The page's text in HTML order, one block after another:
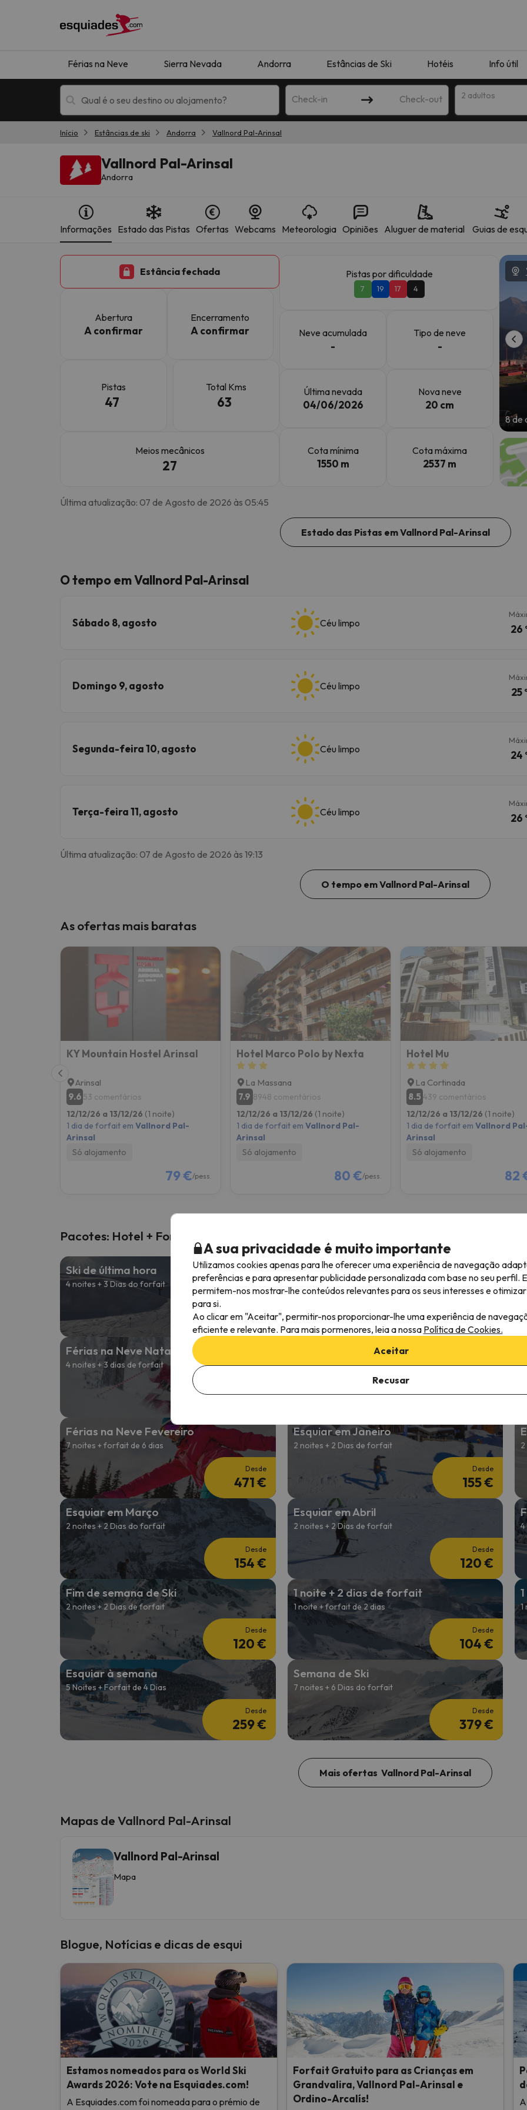
Férias na Neve Sierra Nevada Andorra Estâncias de Ski Hotéis Info útil
Check-in Check-out 2 adultos
Bem, parece que o nosso Seeker perdeu o seu caminho. Assim que encontrar a sua bússola, estará de volta.
Início Estâncias de ski Andorra Vallnord Pal-Arinsal
Vallnord Pal-Arinsal
Andorra
Informações Estado das Pistas Ofertas Webcams Meteorologia Opiniões Aluguer de material Guias de
Estância fechada
Abertura
A confirmar
Encerramento
A confirmar
Pistas
47
Total Kms
63
Meios mecânicos
27
Pistas por dificuldade
7 19 17 4
Neve acumulada
-
Tipo de neve
-
Última nevada
04/06/2026
Nova neve
20 cm
Cota mínima
1550 m
Cota máxima
2537 m
8 de
Última atualização: 07 de Agosto de 2026 às 05:45
Estado das Pistas em Vallnord Pal-Arinsal
O tempo em Vallnord Pal-Arinsal
Sábado 8, agosto Céu limpo
26
Domingo 9, agosto Céu limpo
25
Segunda-feira 10, agosto Céu limpo
24
Terça-feira 11, agosto Céu limpo
26
Última atualização: 07 de Agosto de 2026 às 19:13
O tempo em Vallnord Pal-Arinsal
As ofertas mais baratas
KY Mountain Hostel Arinsal
Arinsal
9.6 53 comentários
12/12/26 a 13/12/26 (1 noite)
1 dia de forfait em Vallnord Pal-
Arinsal
Só alojamento
79 €/pess.
Hotel Marco Polo by Nexta
La Massana
7.9 8948 comentários
12/12/26 a 13/12/26 (1 noite)
1 dia de forfait em Vallnord Pal-
Arinsal
Só alojamento
80 €/pess.
Hotel Mu
La Cortinada
8.5 439 comentários
12/12/26 a 13/12/26 (1 noite)
1 dia de forfait em Vallnord
Arinsal
Só alojamento
82
Pacotes: Hotel + Forfait
Ski de última hora
4 noites + 3 Dias do forfait
194 €
Férias na Neve 2026/2027
2 noites + 2 dias de forfait
128 €
Férias na Neve Natal
4 noites + 3 dias de forfait
Réveillon - Fim de Ano
3 noites + 2 Dias de forfait
Férias na Neve Fevereiro
7 noites + forfait de 6 dias
Desde
471 €
Esquiar em Janeiro
2 noites + 2 Dias de forfait
Desde
155 €
Esquiar em Março
2 noites + 2 Dias do forfait
Desde
154 €
Esquiar em Abril
2 noites + 2 Dias de forfait
Desde
120 €
Fim de semana de Ski
2 noites + 2 Dias de forfait
Desde
120 €
1 noite + 2 dias de forfait
1 noite + forfait de 2 dias
Desde
104 €
1
Esquiar à semana
5 Noites + Forfait de 4 Dias
Desde
259 €
Semana de Ski
7 noites + 6 Dias do forfait
Desde
379 €
Mais ofertas Vallnord Pal-Arinsal
Mapas de Vallnord Pal-Arinsal
Vallnord Pal-Arinsal
Mapa
Blogue, Notícias e dicas de esqui
Estamos nomeados para os World Ski
Awards 2026: Vote na Esquiades.com!
A Esquiades.com foi nomeada para o prémio de
Forfait Gratuito para as Crianças em
Grandvalira, Vallnord Pal-Arinsal e
Ordino-Arcalís!
A sua privacidade é muito importante
Utilizamos cookies apenas para lhe oferecer uma experiência de navegação
preferências e para apresentar publicidade personalizada com base no seu perfil.
permitem-nos mostrar-lhe conteúdos relevantes para os seus interesses e
para si.
Ao clicar em "Aceitar", permitir-nos proporcionar-lhe uma experiência de
eficiente e relevante. Para mais pormenores, leia a nossa Política de Cookies.
Aceitar
Recusar